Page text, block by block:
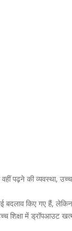
वहीं पढ़ने की व्यवस्था,
बदलाव किए गए हैं,
शिक्षा में ड्रॉपआउट